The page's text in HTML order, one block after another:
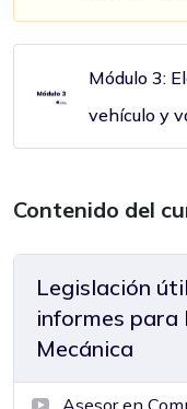
Módulo 3:
vehículo y
Contenido del
Legislación
informes para
Mecánica
Asesor en